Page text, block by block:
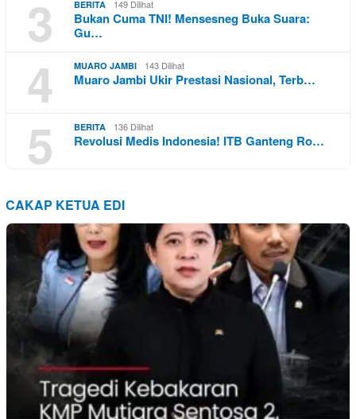
3 BERITA 149 Dilihat
Bukan Cuma TNI! Mensesneg Buka Suara:
Gu…
4 MUARO JAMBI 143 Dilihat
Muaro Jambi Ukir Prestasi Nasional, Terb…
5 BERITA 136 Dilihat
Revolusi Medis Indonesia! ITB Ganteng Ro…
CAKAP KETUA EDI